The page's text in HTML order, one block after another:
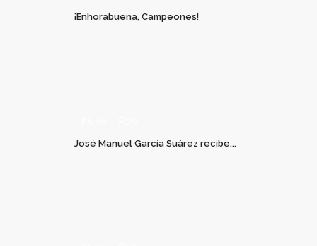
¡Enhorabuena, Campeones!
José Manuel García Suárez recibe...